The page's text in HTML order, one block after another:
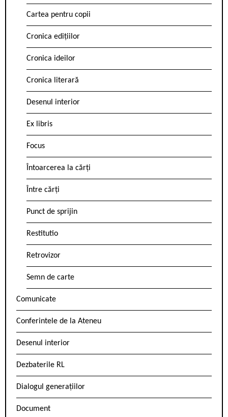
Cartea pentru copii
Cronica edițiilor
Cronica ideilor
Cronica literară
Desenul interior
Ex libris
Focus
Întoarcerea la cărți
Între cărți
Punct de sprijin
Restitutio
Retrovizor
Semn de carte
Comunicate
Conferintele de la Ateneu
Desenul interior
Dezbaterile RL
Dialogul generațiilor
Document